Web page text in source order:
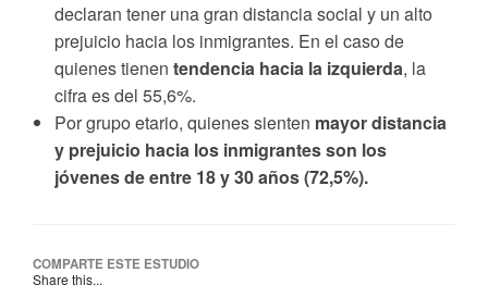
declaran tener una gran distancia social y un alto
prejuicio hacia los inmigrantes. En el caso de
quienes tienen tendencia hacia la izquierda, la
cifra es del 55,6%.
Por grupo etario, quienes sienten mayor distancia
y prejuicio hacia los inmigrantes son los
jóvenes de entre 18 y 30 años (72,5%).
COMPARTE ESTE ESTUDIO
Share this...